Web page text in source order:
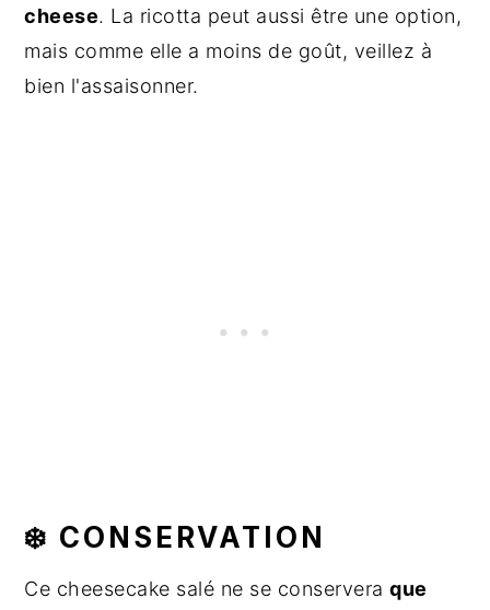
cheese. La ricotta peut aussi être une option,
mais comme elle a moins de goût, veillez à
bien l'assaisonner.
❄️ CONSERVATION
Ce cheesecake salé ne se conserveraque